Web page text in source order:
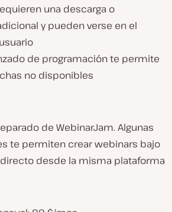
una descarga o
y pueden verse en el
de programación te permite
no disponibles
de WebinarJam. Algunas
te permiten crear webinars bajo
desde la misma plataforma